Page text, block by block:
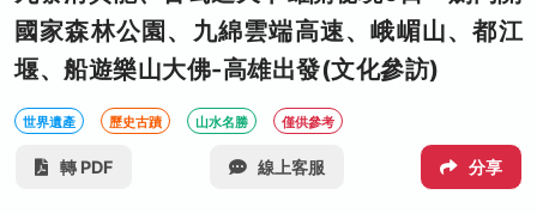
國家森林公園、九綿雲端高速、峨嵋山、都江
堰、船遊樂山大佛-高雄出發(文化參訪)
世界遺產 歷史古蹟 山水名勝 僅供參考
轉 PDF 線上客服 分享